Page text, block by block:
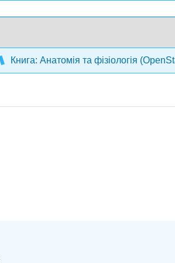
Книга: Анатомія та фізіологія